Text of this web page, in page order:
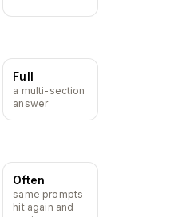
Full
a multi-section
answer
Often
same prompts
hit again and